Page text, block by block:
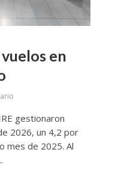
en
gestionaron
2026, un 4,2 por
mes de 2025. Al